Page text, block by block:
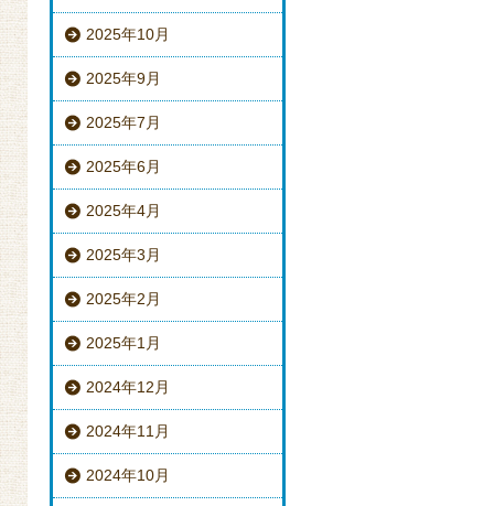
2025年10月
2025年9月
2025年7月
2025年6月
2025年4月
2025年3月
2025年2月
2025年1月
2024年12月
2024年11月
2024年10月